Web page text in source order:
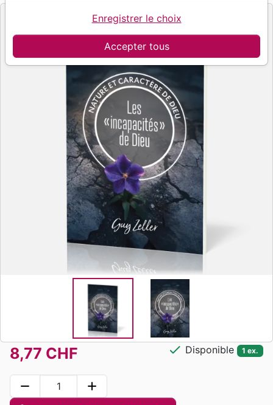
8,77 CHF check Disponible 1 ex.
remove add
Accepter tous
Enregistrer le choix